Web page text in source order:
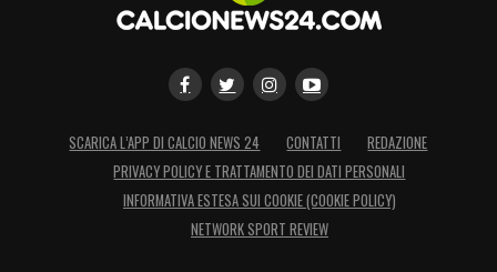
SCARICA L’APP DI CALCIO NEWS 24 CONTATTI
REDAZIONE
PRIVACY POLICY E TRATTAMENTO DEI DATI PERSONALI
INFORMATIVA ESTESA SUI COOKIE (COOKIE POLICY)
NETWORK SPORT REVIEW